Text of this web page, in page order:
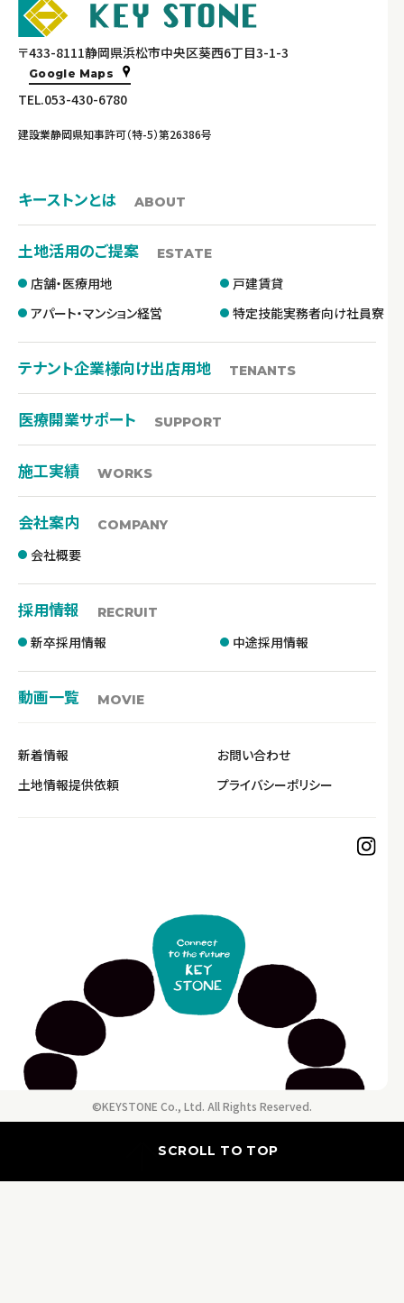
〒433-8111静岡県浜松市中央区葵西6丁目3-1-3
Google Maps
TEL.053-430-6780
建設業静岡県知事許可（特-5）第26386号
キーストンとは ABOUT
土地活用のご提案 ESTATE
店舗・医療用地
戸建賃貸
アパート・マンション経営
特定技能実務者向け社員寮
テナント企業様向け出店用地 TENANTS
医療開業サポート SUPPORT
施工実績 WORKS
会社案内 COMPANY
会社概要
採用情報 RECRUIT
新卒採用情報 中途採用情報
動画一覧 MOVIE
新着情報
お問い合わせ
土地情報提供依頼
プライバシーポリシー
©KEYSTONE Co., Ltd. All Rights Reserved.
SCROLL TO TOP